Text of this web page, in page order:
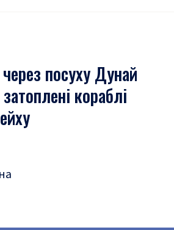
посуху Дунай
кораблі